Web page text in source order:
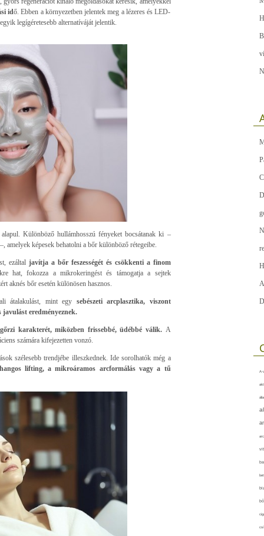
idő. Ebben a környezetben jelentek meg a lézeres és LED-
legígéretesebb alternatíváját jelentik.
Különböző hullámhosszú fényeket bocsátanak ki –
képesek behatolni a bőr különböző rétegeibe.
ezáltaljavítja a bőr feszességét és csökkenti a finom
hat, fokozza a mikrokeringést és támogatja a sejtek
aknés bőr esetén különösen hasznos.
átalakulást, mint egy sebészeti arcplasztika, viszont
javulást eredményeznek.
karakterét, miközben frissebbé, üdébbé válik. A
számára kifejezetten vonzó.
szélesebb trendjébe illeszkednek. Ide sorolhatók még a
lifting, a mikroáramos arcformálás vagy a tű
A-